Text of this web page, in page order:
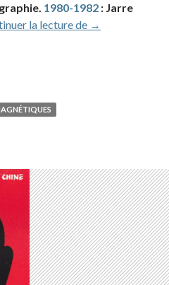
1980-1982 : Jarre
la lecture de Biographie
→